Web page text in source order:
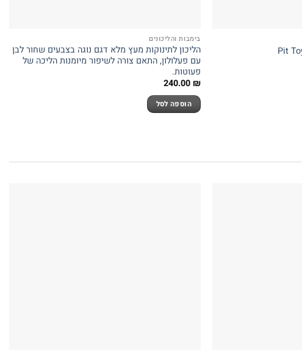
בימבות והליכונים
הליכון לתינוקות מעץ מלא דגם נוגה בצבעים שחור לבן
עם פעלולון, התאם צורה לשיפור מיומנות הליכה של
פעוטות.
240.00 ₪
הוספה לסל